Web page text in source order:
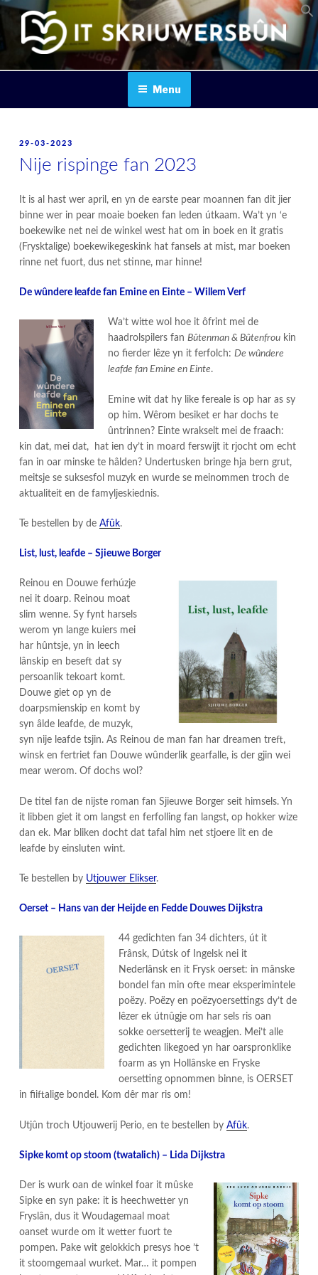
Skip
content
IT SKRIUWERSBOUN
Menu
POSTED
29-03-2023
Nije rispinge fan 2023
It is al hast wer april, en yn de earste pear moannen fan dit jier
binne wer in pear moaie boeken fan leden útkaam. Wa’t yn ‘e
boekewike net nei de winkel west hat om in boek en it gratis
(Frysktalige) boekewikegeskink hat fansels at mist, mar boeken
rinne net fuort, dus net stinne, mar hinne!
De wûndere leafde fan Emine en Einte – Willem Verf
Wa’t witte wol hoe it ôfrint mei de
haadrolspilers fanBûtenman & Bûtenfrou kin
no fierder lêze yn it ferfolch:De wûndere
leafde fan Emine en Einte.
Emine wit dat hy like fereale is op har as sy
op him. Wêrom besiket er har dochs te
ûntrinnen? Einte wrakselt mei de fraach:
kin dat, mei dat, hat ien dy’t in moard ferswijt it rjocht om echt
fan in oar minske te hâlden? Undertusken bringe hja bern grut,
meitsje se suksesfol muzyk en wurde se meinommen troch de
aktualiteit en de famyljeskiednis.
Te bestellen by de Afûk.
List, lust, leafde – Sjieuwe Borger
Reinou en Douwe ferhúzje
nei it doarp. Reinou moat
slim wenne. Sy fynt harsels
werom yn lange kuiers mei
har hûntsje, yn in leech
lânskip en beseft dat sy
persoanlik tekoart komt.
Douwe giet op yn de
doarpsmienskip en komt by
syn âlde leafde, de muzyk,
syn nije leafde tsjin. As Reinou de man fan har dreamen treft,
winsk en fertriet fan Douwe wûnderlik gearfalle, is der gjin wei
mear werom. Of dochs wol?
De titel fan de nijste roman fan Sjieuwe Borger seit himsels. Yn
it libben giet it om langst en ferfolling fan langst, op hokker wize
dan ek. Mar bliken docht dat tafal him net stjoere lit en de
leafde by einsluten wint.
Te bestellen by Utjouwer Elikser.
Oerset – Hans van der Heijde en Fedde Douwes Dijkstra
44 gedichten fan 34 dichters, út it
Frânsk, Dútsk of Ingelsk nei it
Nederlânsk en it Frysk oerset: in mânske
bondel fan min ofte mear eksperimintele
poëzy. Poëzy en poëzyoersettings dy’t de
lêzer ek útnûgje om har sels ris oan
sokke oersetterij te weagjen. Mei’t alle
gedichten likegoed yn har oarspronklike
foarm as yn Hollânske en Fryske
oersetting opnommen binne, is OERSET
in fiiftalige bondel. Kom dêr mar ris om!
Utjûn troch Utjouwerij Perio, en te bestellen by Afûk.
Sipke komt op stoom (twatalich) – Lida Dijkstra
Der is wurk oan de winkel foar it mûske
Sipke en syn pake: it is heechwetter yn
Fryslân, dus it Woudagemaal moat
oanset wurde om it wetter fuort te
pompen. Pake wit gelokkich presys hoe ’t
it stoomgemaal wurket. Mar… it pompen